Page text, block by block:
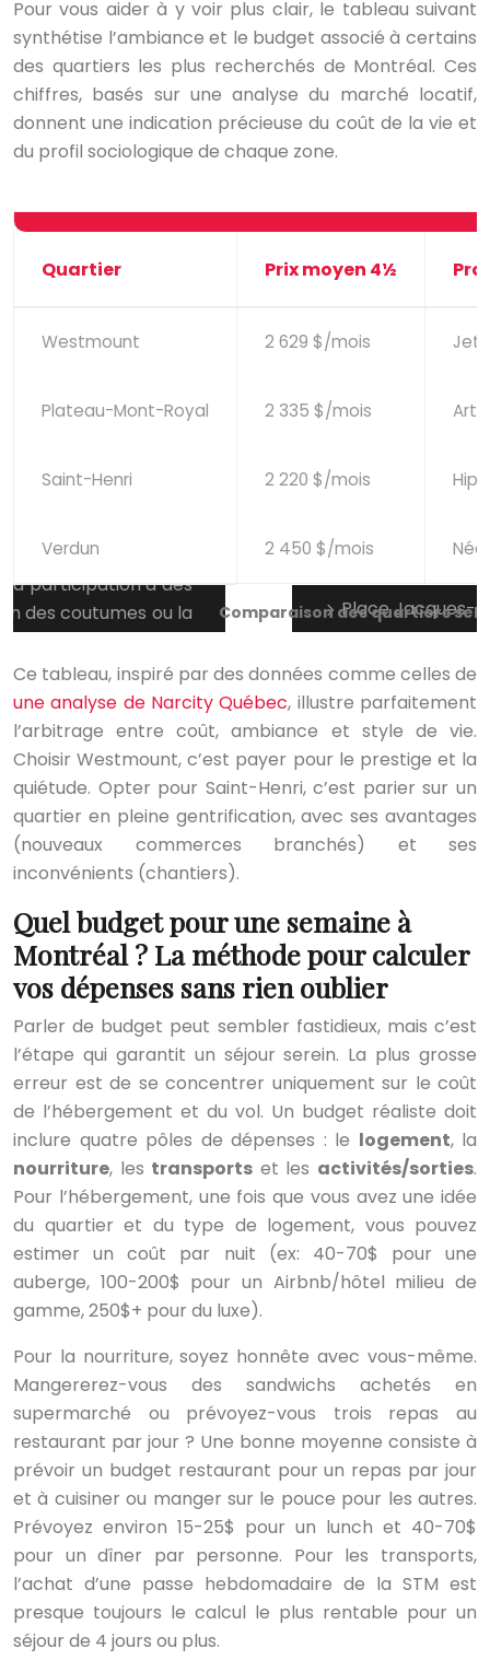
Pour vous aider à y voir plus clair, le tableau suivant
synthétise l’ambiance et le budget associé à certains
des quartiers les plus recherchés de Montréal. Ces
chiffres, basés sur une analyse du marché locatif,
donnent une indication précieuse du coût de la vie et
du profil sociologique de chaque zone.
Comparaison des quartiers
Quartier Prix moyen 4½
Westmount 2 629 $/mois
Plateau-Mont-Royal 2 335 $/mois
Saint-Henri 2 220 $/mois
Verdun 2 450 $/mois
Ce tableau, inspiré par des données comme celles de
une analyse de Narcity Québec, illustre parfaitement
l’arbitrage entre coût, ambiance et style de vie.
Choisir Westmount, c’est payer pour le prestige et la
quiétude. Opter pour Saint-Henri, c’est parier sur un
quartier en pleine gentrification, avec ses avantages
(nouveaux commerces branchés) et ses
inconvénients (chantiers).
Quel budget pour une semaine à
Montréal ? La méthode pour calculer
vos dépenses sans rien oublier
Parler de budget peut sembler fastidieux, mais c’est
l’étape qui garantit un séjour serein. La plus grosse
erreur est de se concentrer uniquement sur le coût
de l’hébergement et du vol. Un budget réaliste doit
inclure quatre pôles de dépenses : le logement, la
nourriture, les transports et les activités/sorties.
Pour l’hébergement, une fois que vous avez une idée
du quartier et du type de logement, vous pouvez
estimer un coût par nuit (ex: 40-70$ pour une
auberge, 100-200$ pour un Airbnb/hôtel milieu de
gamme, 250$+ pour du luxe).
Pour la nourriture, soyez honnête avec vous-même.
Mangererez-vous des sandwichs achetés en
supermarché ou prévoyez-vous trois repas au
restaurant par jour ? Une bonne moyenne consiste à
prévoir un budget restaurant pour un repas par jour
et à cuisiner ou manger sur le pouce pour les autres.
Prévoyez environ 15-25$ pour un lunch et 40-70$
pour un dîner par personne. Pour les transports,
l’achat d’une passe hebdomadaire de la STM est
presque toujours le calcul le plus rentable pour un
séjour de 4 jours ou plus.